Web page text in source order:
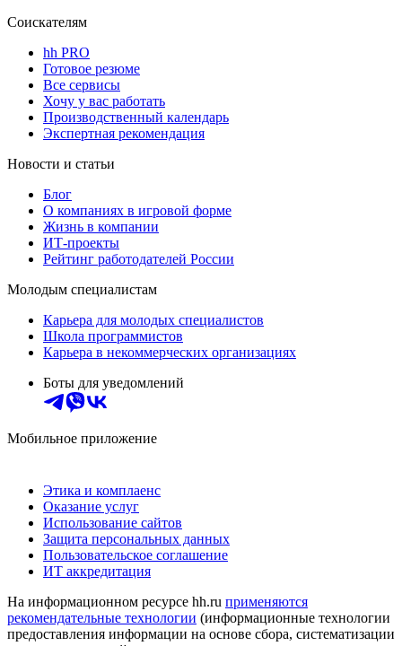
Соискателям
hh PRO
Готовое резюме
Все сервисы
Хочу у вас работать
Производственный календарь
Экспертная рекомендация
Новости и статьи
Блог
О компаниях в игровой форме
Жизнь в компании
ИТ-проекты
Рейтинг работодателей России
Молодым специалистам
Карьера для молодых специалистов
Школа программистов
Карьера в некоммерческих организациях
Боты для уведомлений
Мобильное приложение
Этика и комплаенс
Оказание услуг
Использование сайтов
Защита персональных данных
Пользовательское соглашение
ИТ аккредитация
На информационном ресурсе hh.ru применяются
рекомендательные технологии (информационные технологии
предоставления информации на основе сбора, систематизации